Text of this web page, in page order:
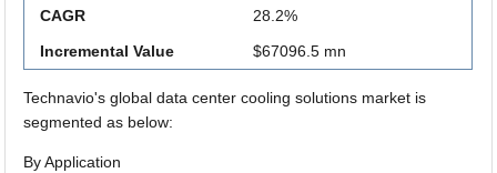
CAGR
28.2%
Incremental Value
$67096.5 mn
Technavio's global data center cooling solutions market is
segmented as below:
By Application